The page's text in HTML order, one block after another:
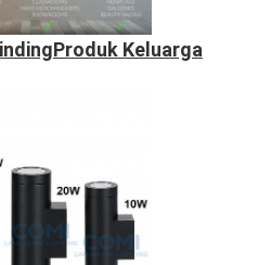
Produk Keluarga